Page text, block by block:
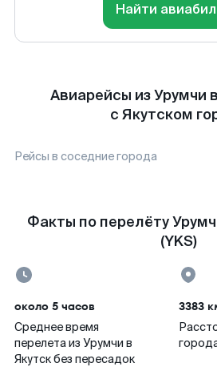
Найти
Авиарейсы из Урумчи
с Якутском
Рейсы в соседние города
Факты по перелёту
(YKS)
около 5 часов
Среднее время
перелета из Урумчи в
Якутск без пересадок
3383